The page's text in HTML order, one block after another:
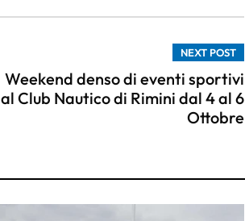
NEXT POST
Weekend denso di eventi sportivi
al Club Nautico di Rimini dal 4 al 6
Ottobre